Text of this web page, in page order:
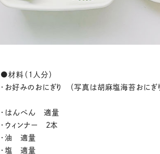
●材料（1人分）
・お好みのおにぎり （写真は胡麻塩海苔おにぎり
・はんぺん 適量
・ウィンナー 2本
・油 適量
・塩 適量